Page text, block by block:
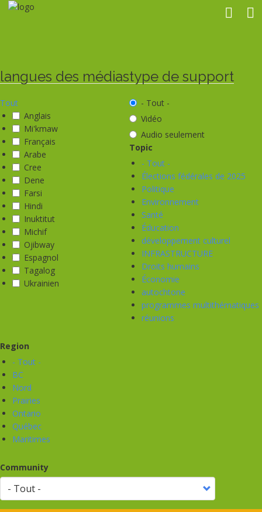
Aller
langues des médias
Tout
Anglais
Mi'kmaw
Français
Arabe
Cree
Dene
Farsi
Hindi
Inuktitut
Michif
Ojibway
Espagnol
Tagalog
Ukrainien
type de support
- Tout -
Vidéo
Audio seulement
Topic
- Tout -
Élections fédérales de 2025
Politique
Environnement
Santé
Éducation
développement culturel
INFRASTRUCTURE
Droits humains
Économie
autochtone
programmes multithématiques
réunions
Region
- Tout -
BC
Nord
Prairies
Ontario
Québec
Maritimes
Community